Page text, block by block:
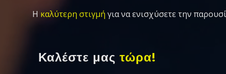
Η καλύτερη στιγμή για να ενισχύσετε την
Καλέστε μας τώρα!